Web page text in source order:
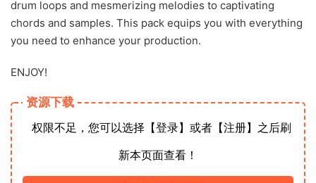
drum loops and mesmerizing melodies to captivating
chords and samples. This pack equips you with everything
you need to enhance your production.
ENJOY!
资源下载
权限不足，您可以选择【登录】或者【注册】之后刷
新本页面查看！